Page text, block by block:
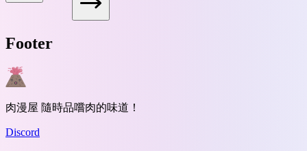
Footer
肉漫屋 隨時品嚐肉的味道！
Discord